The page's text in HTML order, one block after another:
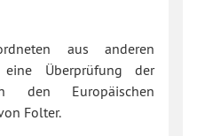
aus anderen
Überprüfung der
den Europäischen
Folter.